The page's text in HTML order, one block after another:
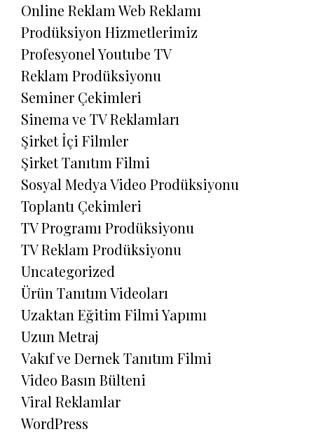
Online Reklam Web Reklamı
Prodüksiyon Hizmetlerimiz
Profesyonel Youtube TV
Reklam Prodüksiyonu
Seminer Çekimleri
Sinema ve TV Reklamları
Şirket İçi Filmler
Şirket Tanıtım Filmi
Sosyal Medya Video Prodüksiyonu
Toplantı Çekimleri
TV Programı Prodüksiyonu
TV Reklam Prodüksiyonu
Uncategorized
Ürün Tanıtım Videoları
Uzaktan Eğitim Filmi Yapımı
Uzun Metraj
Vakıf ve Dernek Tanıtım Filmi
Video Basın Bülteni
Viral Reklamlar
WordPress